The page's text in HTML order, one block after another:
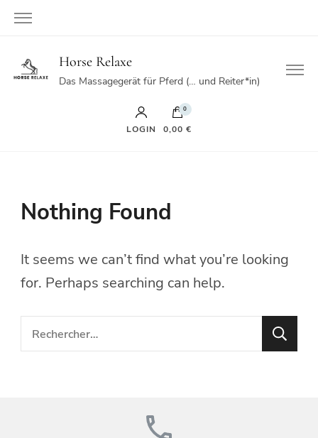
Horse Relaxe
Das Massagegerät für Pferd (… und Reiter*in)
LOGIN
0
0,00 €
Nothing Found
It seems we can’t find what you’re looking
for. Perhaps searching can help.
Rechercher :